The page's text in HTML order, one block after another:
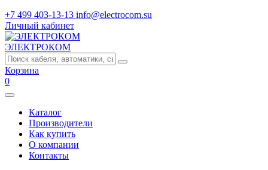
+7 499 403-13-13 info@electrocom.su
Личный кабинет
ЭЛЕКТРОКОМ
Корзина
0
Каталог
Производители
Как купить
О компании
Контакты